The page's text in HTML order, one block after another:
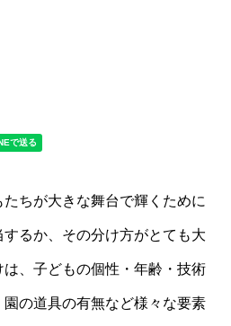
ちが大きな舞台で輝くために
るか、その分け方がとても大
、子どもの個性・年齢・技術
の道具の有無など様々な要素